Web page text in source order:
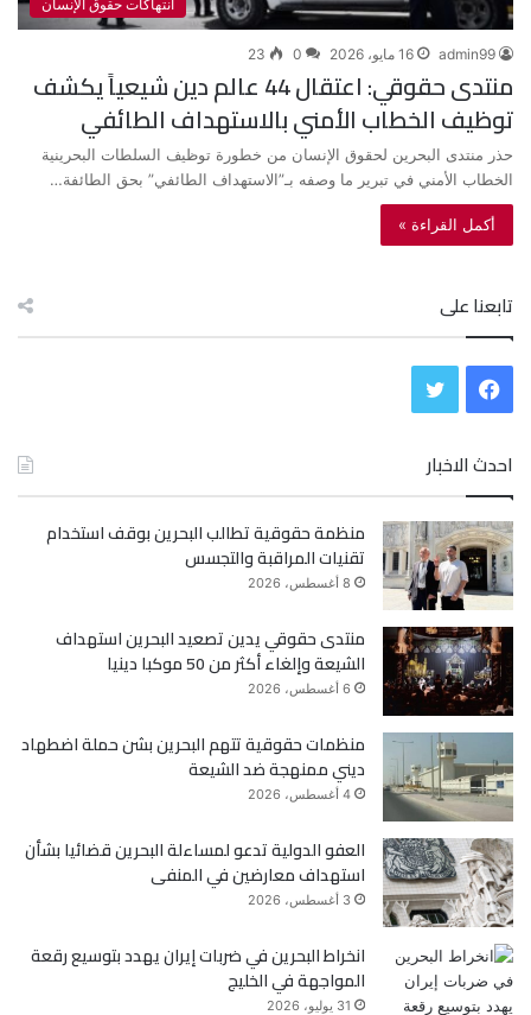
انتهاكات حقوق الإنسان
admin99 16 مايو، 2026 0
23
منتدى حقوقي: اعتقال 44 عالم دين شيعياً يكشف
توظيف الخطاب الأمني بالاستهداف الطائفي
حذر منتدى البحرين لحقوق الإنسان من خطورة توظيف السلطات البحرينية
الخطاب الأمني في تبرير ما وصفه بـ”الاستهداف الطائفي” بحق الطائفة…
أكمل القراءة »
تابعنا على
ب
و
ك
ت
ر
احدث الاخبار
منظمة حقوقية تطالب البحرين بوقف استخدام
تقنيات المراقبة والتجسس
8 أغسطس، 2026
منتدى حقوقي يدين تصعيد البحرين استهداف
الشيعة وإلغاء أكثر من 50 موكبا دينيا
6 أغسطس، 2026
منظمات حقوقية تتهم البحرين بشن حملة اضطهاد
ديني ممنهجة ضد الشيعة
4 أغسطس، 2026
العفو الدولية تدعو لمساءلة البحرين قضائيا بشأن
استهداف معارضين في المنفى
3 أغسطس، 2026
انخراط البحرين في ضربات إيران يهدد بتوسيع رقعة
المواجهة في الخليج
31 يوليو، 2026